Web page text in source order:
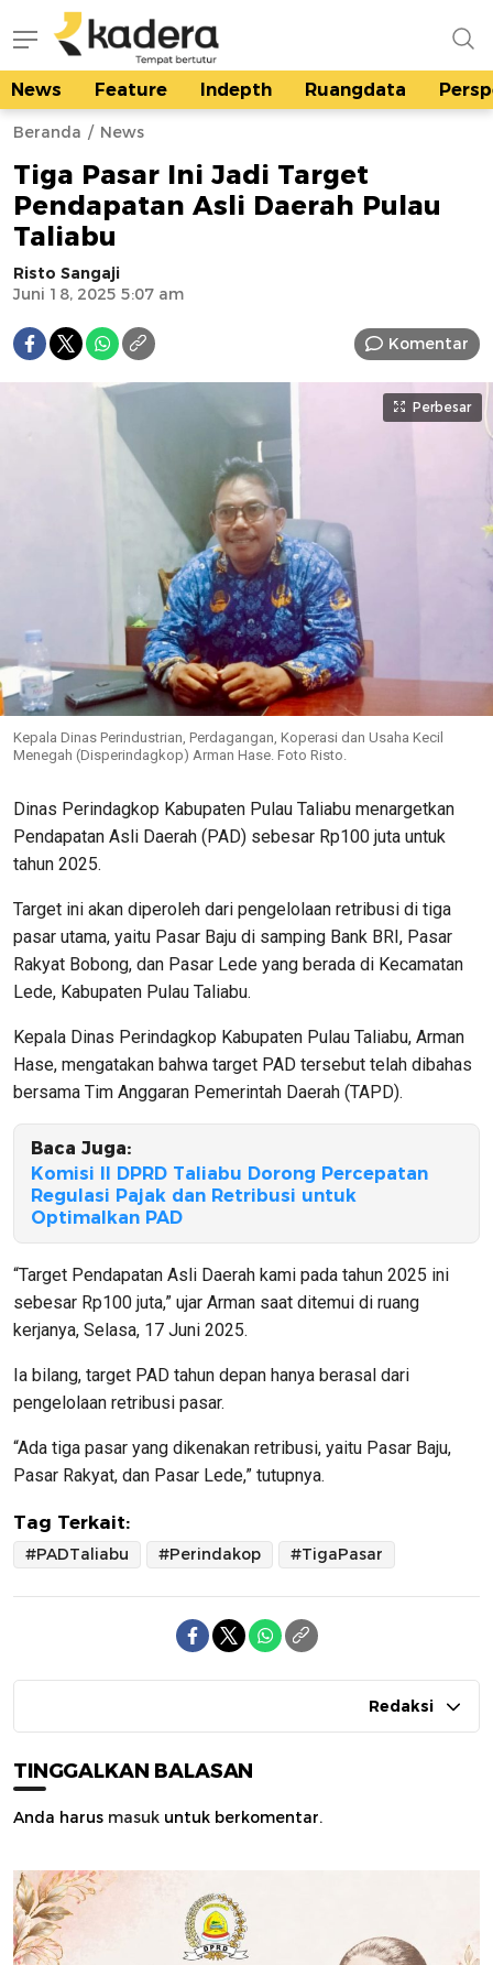
kadera.id
Tempat bertutur
News Feature Indepth Ruangdata
Beranda News
Tiga Pasar Ini Jadi Target
Pendapatan Asli Daerah Pulau
Taliabu
Risto Sangaji
Juni 18, 2025 5:07 am
Komentar
Perbesar
Kepala Dinas Perindustrian, Perdagangan, Koperasi dan Usaha Kecil
Menegah (Disperindagkop) Arman Hase. Foto Risto.
Dinas Perindagkop Kabupaten Pulau Taliabu menargetkan
Pendapatan Asli Daerah (PAD) sebesar Rp100 juta untuk
tahun 2025.
Target ini akan diperoleh dari pengelolaan retribusi di tiga
pasar utama, yaitu Pasar Baju di samping Bank BRI, Pasar
Rakyat Bobong, dan Pasar Lede yang berada di Kecamatan
Lede, Kabupaten Pulau Taliabu.
Kepala Dinas Perindagkop Kabupaten Pulau Taliabu, Arman
Hase, mengatakan bahwa target PAD tersebut telah dibahas
bersama Tim Anggaran Pemerintah Daerah (TAPD).
Baca Juga:
Komisi II DPRD Taliabu Dorong Percepatan
Regulasi Pajak dan Retribusi untuk
Optimalkan PAD
“Target Pendapatan Asli Daerah kami pada tahun 2025 ini
sebesar Rp100 juta,” ujar Arman saat ditemui di ruang
kerjanya, Selasa, 17 Juni 2025.
Ia bilang, target PAD tahun depan hanya berasal dari
pengelolaan retribusi pasar.
“Ada tiga pasar yang dikenakan retribusi, yaitu Pasar Baju,
Pasar Rakyat, dan Pasar Lede,” tutupnya.
Tag Terkait:
#PADTaliabu #Perindakop #TigaPasar
Redaksi
TINGGALKAN BALASAN
Anda harus masuk untuk berkomentar.